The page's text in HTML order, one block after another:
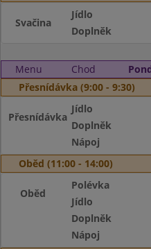
Svačina
Jídlo
Doplněk
Menu Chod
Přesnídávka (9:00 - 9:30)
Přesnídávka
Jídlo
Doplněk
Nápoj
Oběd (11:00 - 14:00)
Oběd
Polévka
Jídlo
Doplněk
Nápoj